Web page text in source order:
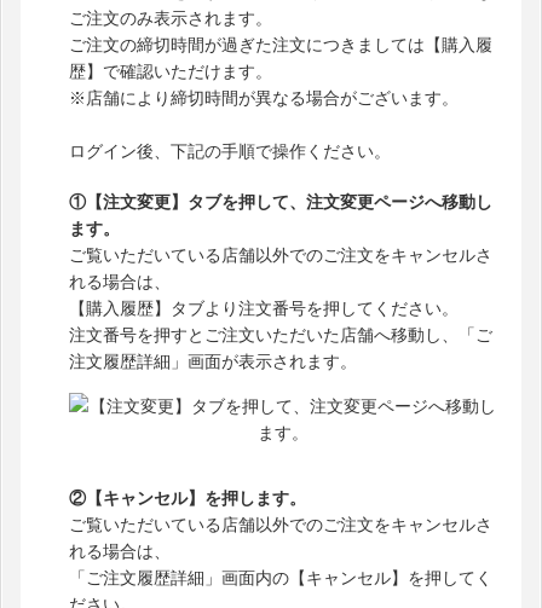
ご注文のみ表示されます。
ご注文の締切時間が過ぎた注文につきましては【購入履
歴】で確認いただけます。
※店舗により締切時間が異なる場合がございます。
ログイン後、下記の手順で操作ください。
①【注文変更】タブを押して、注文変更ページへ移動し
ます。
ご覧いただいている店舗以外でのご注文をキャンセルさ
れる場合は、
【購入履歴】タブより注文番号を押してください。
注文番号を押すとご注文いただいた店舗へ移動し、「ご
注文履歴詳細」画面が表示されます。
②【キャンセル】を押します。
ご覧いただいている店舗以外でのご注文をキャンセルさ
れる場合は、
「ご注文履歴詳細」画面内の【キャンセル】を押してく